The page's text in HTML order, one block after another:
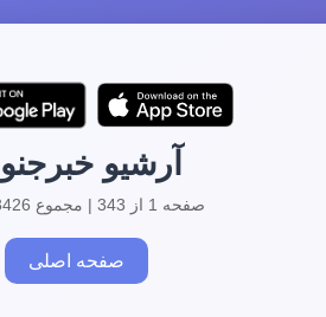
آرشیو
صفحه 1 از 343 | مجموع 3426 آرشیو
صفحه اصلی